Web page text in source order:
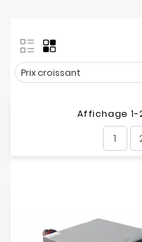
Impression
Bureautique
Prix croissant
Affichage 1-
1